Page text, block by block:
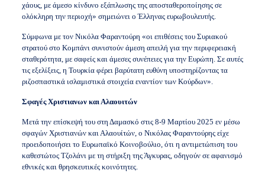
χάους, με άμεσο κίνδυνο εξάπλωσης της αποσταθεροποίησης σε
ολόκληρη την περιοχή» σημειώνει ο Έλληνας ευρωβουλευτής.
Σύμφωνα με τον Νικόλα Φαραντούρη «οι επιθέσεις του Συριακού
στρατού στο Κομπάνι συνιστούν άμεση απειλή για την περιφερειακή
σταθερότητα, με σαφείς και άμεσες συνέπειες για την Ευρώπη. Σε αυτές
τις εξελίξεις, η Τουρκία φέρει βαρύτατη ευθύνη υποστηρίζοντας τα
ριζοσπαστικά ισλαμιστικά στοιχεία εναντίον των Κούρδων».
Σφαγές Χριστιανων και Αλαουιτών
Μετά την επίσκεψή του στη Δαμασκό στις 8-9 Μαρτίου 2025 εν μέσω
σφαγών Χριστιανών και Αλαουίτών, ο Νικόλας Φαραντούρης είχε
προειδοποιήσει το Ευρωπαϊκό Κοινοβούλιο, ότι η αντιμετώπιση του
καθεστώτος Τζολάνι με τη στήριξη της Άγκυρας, οδηγούν σε αφανισμό
εθνικές και θρησκευτικές κοινότητες.